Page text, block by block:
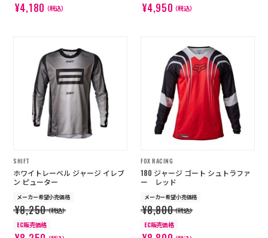
¥4,180（税込） ¥4,950（税込）
SHIFT
ホワイトレーベル ジャージ イレブ
ン ピューター
メーカー希望小売価格
¥8,250（税込）
EC販売価格
FOX RACING
180 ジャージ ゴート シュトラファ
ー レッド
メーカー希望小売価格
¥8,800（税込）
EC販売価格